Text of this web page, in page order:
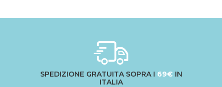
SPEDIZIONE GRATUITA SOPRA I 69€ IN
ITALIA